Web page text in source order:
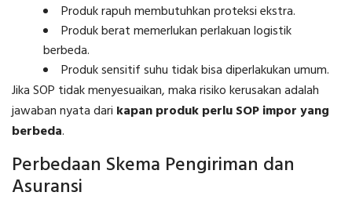
Produk rapuh membutuhkan proteksi ekstra.
Produk berat memerlukan perlakuan logistik
berbeda.
Produk sensitif suhu tidak bisa diperlakukan umum.
Jika SOP tidak menyesuaikan, maka risiko kerusakan adalah
jawaban nyata dari kapan produk perlu SOP impor yang
berbeda.
Perbedaan Skema Pengiriman dan
Asuransi